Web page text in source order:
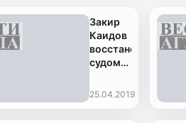
Закир
Каидов
восстановлен
судом
должности
25.04.2019